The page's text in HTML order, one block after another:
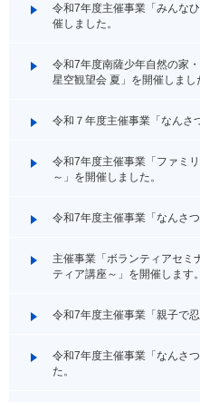
令和7年度主催事業「みんな
催しました。
令和7年度南薩少年自然の家
星空観望会 夏」を開催しまし
令和７年度主催事業「なんさ
令和7年度主催事業「ファミ
～」を開催しました。
令和7年度主催事業「なんさ
主催事業「ボランティアセミ
ティア講座～」を開催します。
令和7年度主催事業「親子で
令和7年度主催事業「なんさ
た。